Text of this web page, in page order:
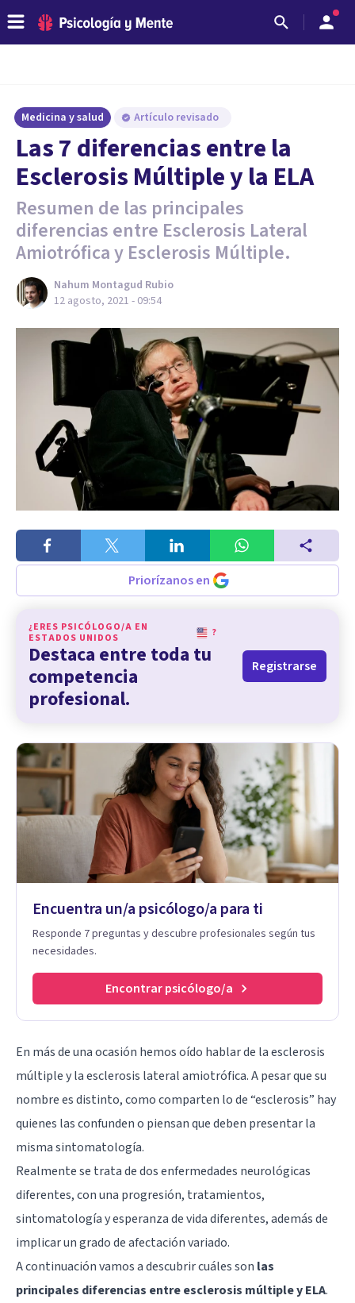
Medicina y salud Artículo revisado
Las 7 diferencias entre la
Esclerosis Múltiple y la ELA
Resumen de las principales
diferencias entre Esclerosis Lateral
Amiotrófica y Esclerosis Múltiple.
Nahum Montagud Rubio
12 agosto, 2021 - 09:54
Priorízanos en
¿ERES PSICÓLOGO/A EN
ESTADOS UNIDOS
?
Destaca entre toda tu
competencia
profesional.
Registrarse
Encuentra un/a psicólogo/a para ti
Responde 7 preguntas y descubre profesionales según tus
necesidades.
Encontrar psicólogo/a
En más de una ocasión hemos oído hablar de la esclerosis
múltiple y la esclerosis lateral amiotrófica. A pesar que su
nombre es distinto, como comparten lo de “esclerosis” hay
quienes las confunden o piensan que deben presentar la
misma sintomatología.
Realmente se trata de dos enfermedades neurológicas
diferentes, con una progresión, tratamientos,
sintomatología y esperanza de vida diferentes, además de
implicar un grado de afectación variado.
A continuación vamos a descubrir cuáles son las
principales diferencias entre esclerosis múltiple y ELA.